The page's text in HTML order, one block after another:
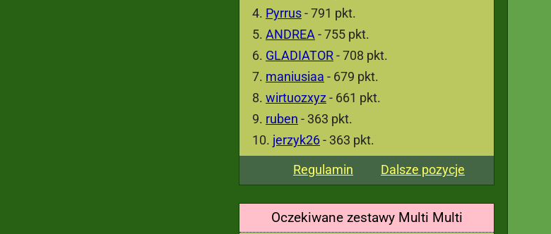
Pyrrus- 791 pkt.
ANDREA - 755 pkt.
GLADIATOR- 708 pkt.
maniusiaa - 679 pkt.
wirtuozxyz - 661 pkt.
ruben - 363 pkt.
jerzyk26- 363 pkt.
Regulamin
Dalsze pozycje
Oczekiwane zestawy Multi Multi